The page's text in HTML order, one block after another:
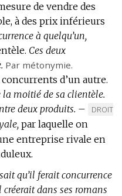
de vendre des
à des prix inférieurs
à quelqu’un,
Ces deux
Par métonymie.
d’un autre.
moitié de sa clientèle.
deux produits. –
MARQUE
DROIT
par laquelle on
entreprise rivale en
qu’il ferait concurrence
dans ses romans